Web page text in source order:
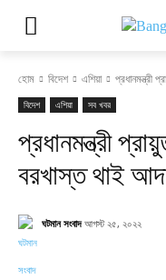
হোম বিদেশ এশিয়া প্রধানমন্ত্রী
বিদেশ এশিয়া সব খবর
প্রধানমন্ত্রী
বরখাস্ত থাই
ঘটমান সংবাদ আগস্ট ২৫, ২০২২